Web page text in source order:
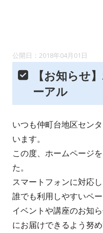
2018年04月01日
【お知らせ
ーアル
いつも仲町台地区セン
います。
この度、ホームページ
た。
スマートフォンに対応
誰でも利用しやすいペ
イベントや講座のお知
にお届けできるよう努め